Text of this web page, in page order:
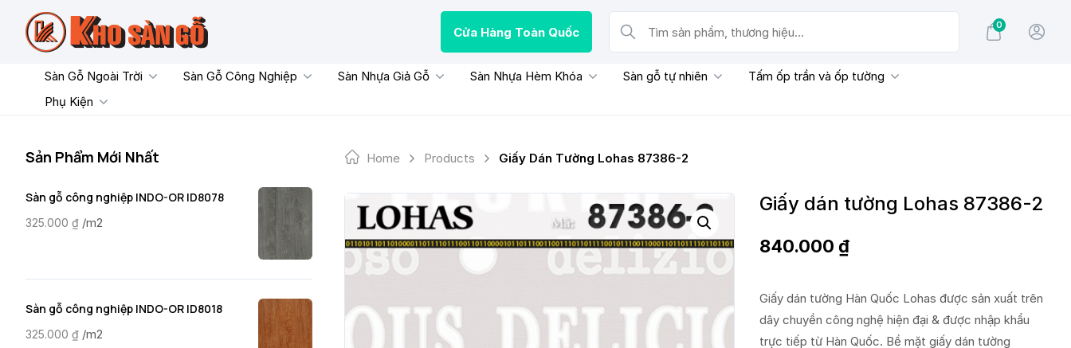
content
Cửa Hàng Toàn Quốc
Tìm sản phẩm, thương hiệu...
0
Sàn Gỗ Ngoài Trời Sàn Gỗ Công Nghiệp Sàn Nhựa Giả Gỗ Sàn Nhựa Hèm Khóa Sàn gỗ tự nhiên
Tấm ốp trần và ốp tường
Phụ Kiện
Home Products Giấy Dán Tường Lohas 87386-2
Giấy dán tường Lohas 87386-2
840.000 ₫
Giấy dán tường Hàn Quốc Lohas được sản xuất trên
dây chuyền công nghệ hiện đại & được nhập khẩu
trực tiếp từ Hàn Quốc. Bề mặt giấy dán tường
Sản Phẩm Mới Nhất
Sàn gỗ công nghiệp INDO-OR ID8078
325.000 ₫ /m2
Sàn gỗ công nghiệp INDO-OR ID8018
325.000 ₫ /m2